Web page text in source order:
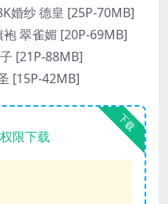
婚纱 德皇 [25P-70MB]
翠雀媚 [20P-69MB]
[21P-88MB]
[15P-42MB]
下载
限下载